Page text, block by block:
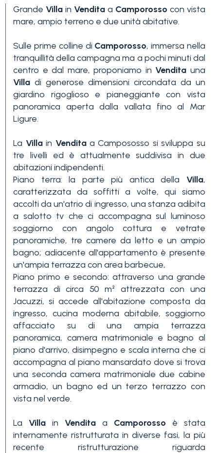
Grande Villa in Vendita a Camporosso con vista
mare, ampio terreno e due unità abitative.
Sulle prime colline di Camporosso, immersa nella
tranquillità della campagna ma a pochi minuti dal
centro e dal mare, proponiamo in Vendita una
Villa di generose dimensioni circondata da un
giardino rigoglioso e pianeggiante con vista
panoramica aperta dalla vallata fino al Mar
Ligure.
La Villain Venditaa Campososso si sviluppa su
tre livelli ed è attualmente suddivisa in due
abitazioni indipendenti.
Piano terra: la parte più antica della Villa,
caratterizzata da soffitti a volte, qui siamo
accolti da un'atrio di ingresso, una stanza adibita
a salotto tv che ci accompagna sul luminoso
soggiorno con angolo cottura e vetrate
panoramiche, tre camere da letto e un ampio
bagno; adiacente all'appartamento è presente
un'ampia terrazza con area barbecue,
Piano primo e secondo: attraverso una grande
terrazza di circa 50 m² attrezzata con una
Jacuzzi, si accede all'abitazione composta da
ingresso, cucina moderna abitabile, soggiorno
affacciato su di una ampia terrazza
panoramica, camera matrimoniale e bagno al
piano d'arrivo, disimpegno e scala interna che ci
accompagna al piano mansardato dove si trova
una seconda camera matrimoniale due cabine
armadio, un bagno ed un terzo terrazzo con
vista nel verde.
La Villa in Vendita a Camporosso è stata
internamente ristrutturata in diverse fasi, la più
recente ristrutturazione riguarda
Camere
minime
2
3+
Altre
opzioni
-
Giardino
Balcone/Terrazzo
Piscina